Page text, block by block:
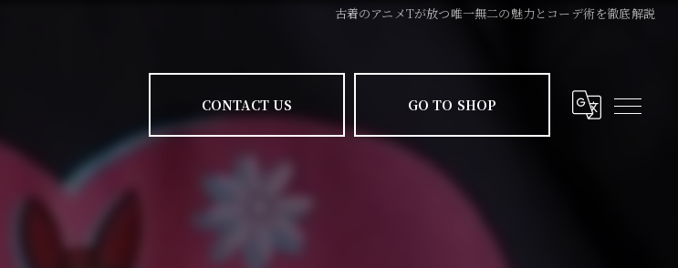
古着のアニメTが放つ唯一無二の魅力とコーデ術を徹底解説
CONTACT US GO TO SHOP